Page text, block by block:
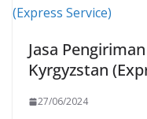
Jasa
Kyrgyzstan
27/06/2024